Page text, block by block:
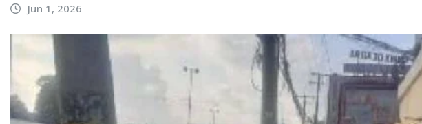
Jun 1, 2026